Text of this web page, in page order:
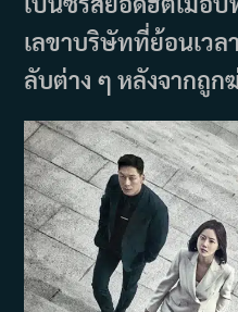
เลขาบริษัทที่ย้อนเวล
ลับต่าง ๆ หลังจากถูก